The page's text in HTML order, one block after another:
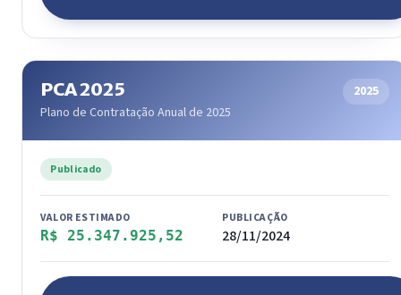
PCA 2025
Plano de Contratação Anual de 2025
2025
Publicado
VALOR ESTIMADO
R$ 25.347.925,52
PUBLICAÇÃO
28/11/2024